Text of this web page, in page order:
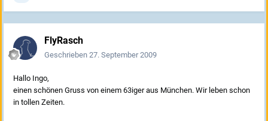
FlyRasch
Geschrieben 27. September 2009
Hallo Ingo,
einen schönen Gruss von einem 63iger aus München. Wir leben schon
in tollen Zeiten.